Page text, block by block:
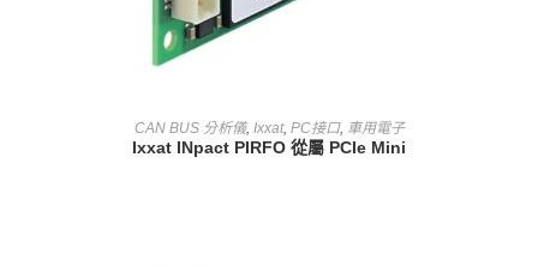
查看內容
CAN BUS 分析儀, Ixxat, PC接口, 車用電子
Ixxat INpact PIRFO 從屬 PCIe Mini